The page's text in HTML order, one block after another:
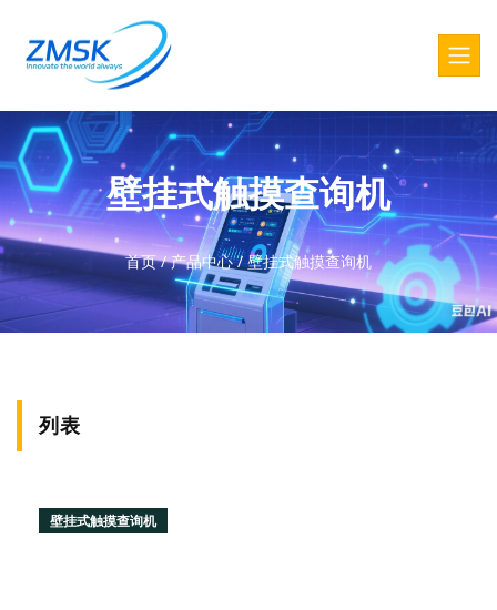
壁挂式触摸查询机
首页/产品中心/壁挂式触摸查询机
列表
壁挂式触摸查询机